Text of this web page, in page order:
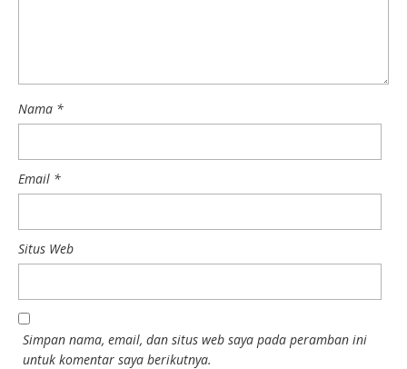
Nama *
Email *
Situs Web
Simpan nama, email, dan situs web saya pada peramban ini
untuk komentar saya berikutnya.